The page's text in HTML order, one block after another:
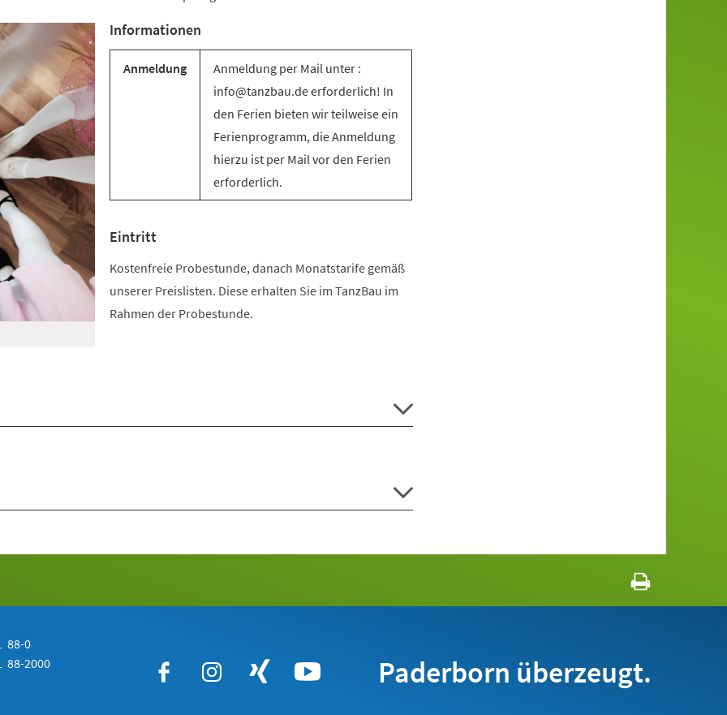
Informationen
Anmeldung
Anmeldung per Mail unter :
info@tanzbau.de erforderlich! In
den Ferien bieten wir teilweise ein
Ferienprogramm, die Anmeldung
hierzu ist per Mail vor den Ferien
erforderlich.
Eintritt
Kostenfreie Probestunde, danach Monatstarife gemäß
unserer Preislisten. Diese erhalten Sie im TanzBau im
Rahmen der Probestunde.
88-0
88-2000 Paderborn überzeugt.